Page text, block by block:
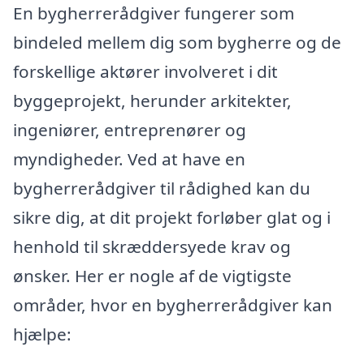
En bygherrerådgiver fungerer som
bindeled mellem dig som bygherre og de
forskellige aktører involveret i dit
byggeprojekt, herunder arkitekter,
ingeniører, entreprenører og
myndigheder. Ved at have en
bygherrerådgiver til rådighed kan du
sikre dig, at dit projekt forløber glat og i
henhold til skræddersyede krav og
ønsker. Her er nogle af de vigtigste
områder, hvor en bygherrerådgiver kan
hjælpe: